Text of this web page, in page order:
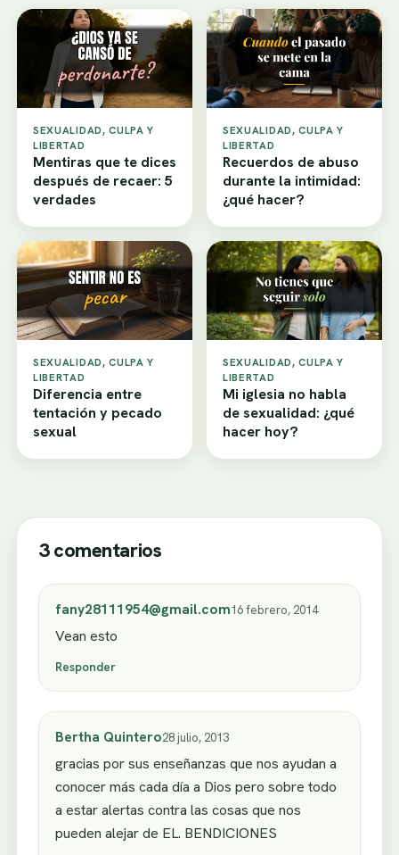
SEXUALIDAD, CULPA Y
LIBERTAD
Mentiras que te dices
después de recaer: 5
verdades
SEXUALIDAD, CULPA Y
LIBERTAD
Recuerdos de abuso
durante la intimidad:
¿qué hacer?
SEXUALIDAD, CULPA Y
LIBERTAD
Diferencia entre
tentación y pecado
sexual
SEXUALIDAD, CULPA Y
LIBERTAD
Mi iglesia no habla
de sexualidad: ¿qué
hacer hoy?
3 comentarios
fany28111954@gmail.com16 febrero, 2014
Vean esto
Responder
Bertha Quintero28 julio, 2013
gracias por sus enseñanzas que nos ayudan a
conocer más cada día a Dios pero sobre todo
a estar alertas contra las cosas que nos
pueden alejar de EL. BENDICIONES